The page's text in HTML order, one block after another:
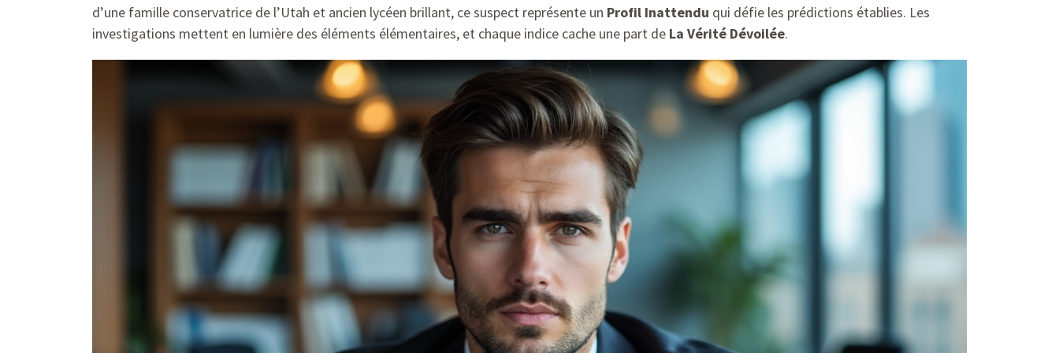
d’une famille conservatrice de l’Utah et ancien lycéen brillant, ce suspect représente un Profil Inattendu qui défie les prédictions établies. Les
investigations mettent en lumière des éléments élémentaires, et chaque indice cache une part de La Vérité Dévoilée.